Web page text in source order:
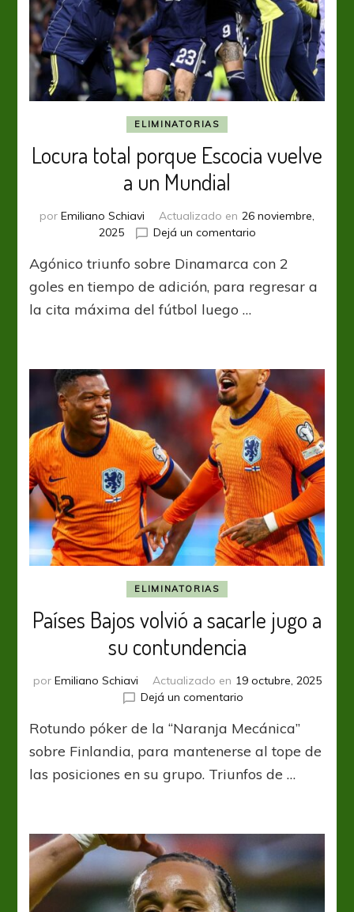
ELIMINATORIAS
Locura total porque Escocia vuelve
a un Mundial
por Emiliano Schiavi Actualizado en 26 noviembre,
2025
Dejá un comentarioen
total
porque
Escocia
Agónico triunfo sobre Dinamarca con 2
goles en tiempo de adición, para regresar a
la cita máxima del fútbol luego …
ELIMINATORIAS
Países Bajos volvió a sacarle jugo a
su contundencia
por Emiliano Schiavi Actualizado en 19 octubre, 2025
Dejá un comentarioen
Bajos
volvió
sacarle
contundencia
Rotundo póker de la “Naranja Mecánica”
sobre Finlandia, para mantenerse al tope de
las posiciones en su grupo. Triunfos de …